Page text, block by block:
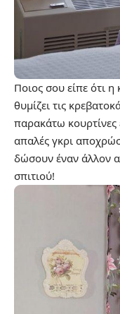
Ποιος σου είπε ότι
θυμίζει τις
παρακάτω κουρτίνες
απαλές γκρι
δώσουν έναν άλλον
σπιτιού!